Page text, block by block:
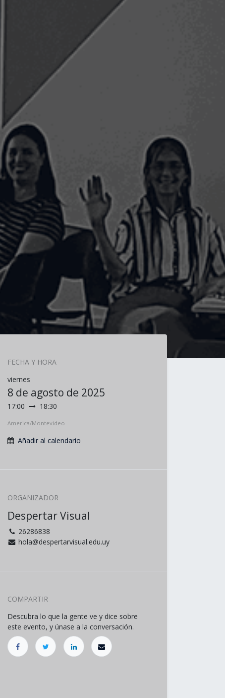
FECHA Y HORA
viernes
8 de agosto de 2025
17:00 18:30
America/Montevideo
Añadir al calendario
ORGANIZADOR
Despertar Visual
26286838
hola@despertarvisual.edu.uy
COMPARTIR
Descubra lo que la gente ve y dice sobre
este evento, y únase a la conversación.